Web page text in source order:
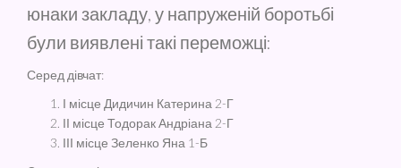
юнаки закладу, у напруженій боротьбі
були виявлені такі переможці:
Серед дівчат:
І місце Дидичин Катерина 2-Г
ІІ місце Тодорак Андріана 2-Г
ІІІ місце Зеленко Яна 1-Б